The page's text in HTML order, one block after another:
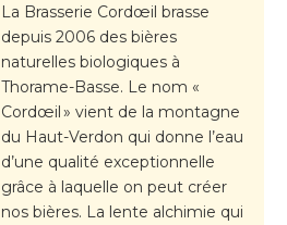
La Brasserie Cordœil brasse
depuis 2006 des bières
naturelles biologiques à
Thorame-Basse. Le nom «
Cordœil » vient de la montagne
du Haut-Verdon qui donne l’eau
d’une qualité exceptionnelle
grâce à laquelle on peut créer
nos bières. La lente alchimie qui